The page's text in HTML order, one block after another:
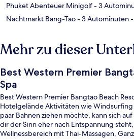
Phuket Abenteuer Minigolf- 3
Nachtmarkt Bang-Tao- 3 Autominuten
Mehr zu dieser
Best Western Premier
Spa
Best Western Premier Bangtao Beach
Hotelgelände Aktivitäten wie
paar Bahnen ziehen möchte, kann sich
dir der Sinn eher nach Entspannung
Wellnessbereich mit Thai-Massagen,